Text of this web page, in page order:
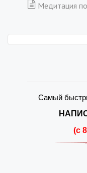
Медитация по теме «ДЕНЬГИ»
Самый
(c